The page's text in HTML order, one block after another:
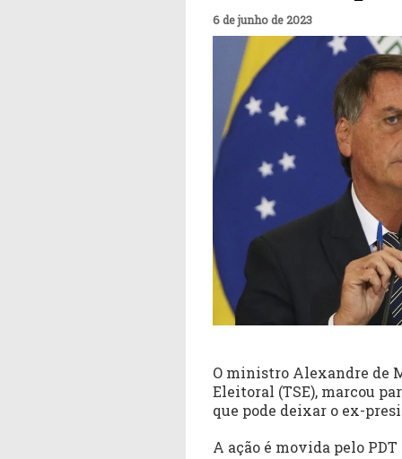
6 de junho de 2023
O ministro Alexandre de
Eleitoral (TSE), marcou
que pode deixar o ex-
A ação é movida pelo